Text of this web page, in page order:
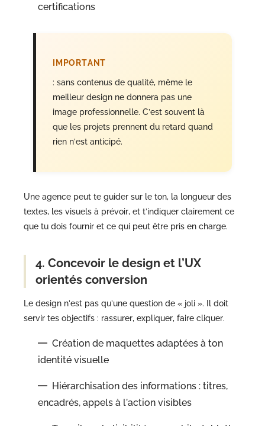
certifications
IMPORTANT
: sans contenus de qualité, même le
meilleur design ne donnera pas une
image professionnelle. C’est souvent là
que les projets prennent du retard quand
rien n’est anticipé.
Une agence peut te guider sur le ton, la longueur des
textes, les visuels à prévoir, et t’indiquer clairement ce
que tu dois fournir et ce qui peut être pris en charge.
4. Concevoir le design et l’UX
orientés conversion
Le design n’est pas qu’une question de « joli ». Il doit
servir tes objectifs : rassurer, expliquer, faire cliquer.
Création de maquettes adaptées à ton
identité visuelle
Hiérarchisation des informations : titres,
encadrés, appels à l’action visibles